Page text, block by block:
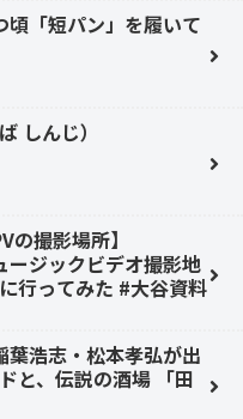
「短パン」を履いて
しんじ）
の撮影場所】
ジックビデオ撮影地
行ってみた #大谷資料
浩志・松本孝弘が出
と、伝説の酒場 「田